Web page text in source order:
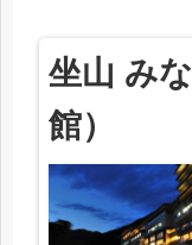
坐山 み
館）